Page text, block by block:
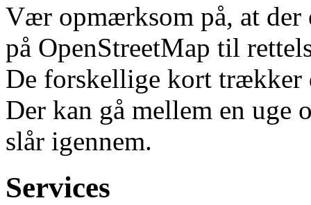
Vær opmærksom på, at der
på OpenStreetMap til
De forskellige kort trækker
Der kan gå mellem en uge
slår igennem.
Services